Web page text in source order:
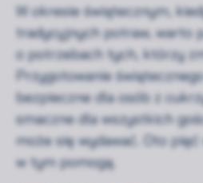
W okresie świątecznym,
tradycyjnych potraw, warto
o potrzebach tych, którzy
Przygotowanie
bezpieczne dla osób z
smaczne dla wszystkich
może się wydawać. Oto
w tym pomogą.